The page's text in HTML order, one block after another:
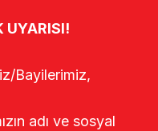
UYARISI!
Bayilerimiz,
adı ve sosyal